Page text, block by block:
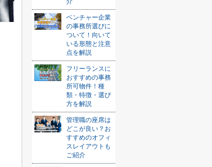
ベンチャー企業
の事務所選びに
ついて！向いて
いる形態と注意
点を解説
フリーランスに
おすすめの事務
所可物件！種
類・特徴・選び
方を解説
管理職の座席は
どこが良い？お
すすめのオフィ
スレイアウトも
ご紹介